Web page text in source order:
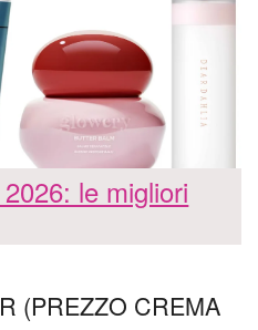
le migliori
(PREZZO CREMA